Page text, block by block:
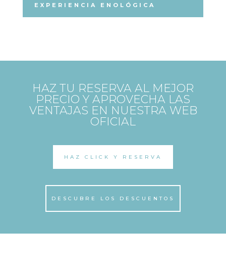
EXPERIENCIA ENOLÓGICA
HAZ TU RESERVA AL MEJOR
PRECIO Y APROVECHA LAS
VENTAJAS EN NUESTRA WEB
OFICIAL
HAZ CLICK Y RESERVA
DESCUBRE LOS DESCUENTOS